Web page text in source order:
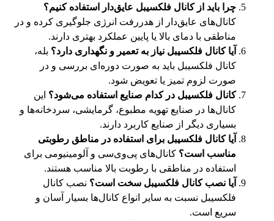
چرا باید از کانال فلکسیبل عایق‌دار استفاده کنیم؟
کانال‌های عایق‌دار از هدررفت انرژی جلوگیری کرده و در
مناطقی با دمای بالا یا پایین عملکرد بهتری دارند.
آیا کانال فلکسیبل نیاز به تعمیر و نگهداری دارد؟ بله،
کانال فلکسیبل باید به صورت دوره‌ای بررسی و در
صورت لزوم تمیز یا تعویض شود.
کانال فلکسیبل در کدام صنایع استفاده می‌شود؟ این
کانال‌ها در صنایع تهویه مطبوع، گرمایشی، سردخانه‌ها و
بسیاری دیگر از صنایع کاربرد دارند.
آیا کانال فلکسیبل برای استفاده در مناطق رطوبتی
مناسب است؟ کانال‌های پی‌وی‌سی و آلومینیومی برای
استفاده در مناطقی با رطوبت بالا مناسب هستند.
آیا نصب کانال فلکسیبل سخت است؟ نصب کانال
فلکسیبل نسبت به سایر انواع کانال‌ها بسیار آسان و
سریع است.